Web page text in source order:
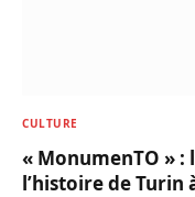
CULTURE
« MonumenTO »
l’histoire de Turin